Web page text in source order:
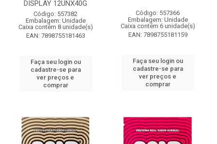
DISPLAY 12UNX40G
Código: 557382
Embalagem: Unidade
Caixa contém 8 unidade(s)
EAN: 7898755181463
Faça seu login ou
cadastre-se para
ver preços e
comprar
Código: 557366
Embalagem: Unidade
Caixa contém 6 unidade(s)
EAN: 7898755181159
Faça seu login ou
cadastre-se para
ver preços e
comprar